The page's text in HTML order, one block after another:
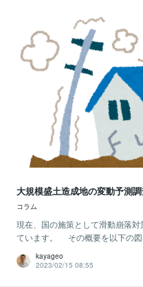
大規模盛土造成地の変動予測
コラム
現在、国の施策として滑動崩落
ています。 その概要を以下の図
kayageo
2023/02/15 08:55